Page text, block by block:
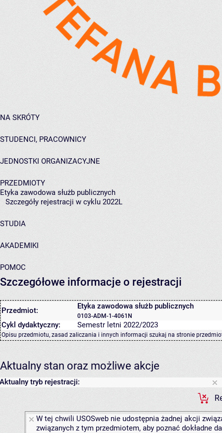
NA SKRÓTY
STUDENCI, PRACOWNICY
JEDNOSTKI ORGANIZACYJNE
PRZEDMIOTY
Etyka zawodowa służb publicznych
Szczegóły rejestracji w cyklu 2022L
STUDIA
AKADEMIKI
POMOC
Szczegółowe informacje o rejestracji
Przedmiot: Etyka zawodowa służb publicznych
0103-ADM-1-4061N
Cykl dydaktyczny: Semestr letni 2022/2023
Opisu przedmiotu, zasad zaliczania i innych informacji szukaj na stronie
Aktualny stan oraz możliwe akcje
Aktualny tryb rejestracji:
W tej chwili USOSweb nie udostępnia żadnej akcji
związanych z tym przedmiotem, aby poznać dokładne